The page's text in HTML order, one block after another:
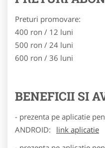
Preturi promovare:
400 ron / 12 luni
500 ron / 24 luni
600 ron / 36 luni
BENEFICII SI
- prezenta pe aplicatie
ANDROID:
link aplicatie